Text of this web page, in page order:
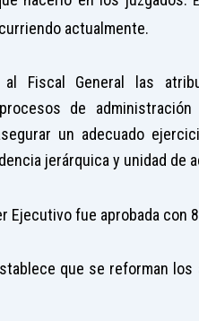
actualmente.
Fiscal General las
de
un adecuado
jerárquica y unidad de
Ejecutivo fue aprobada con
que se reforman